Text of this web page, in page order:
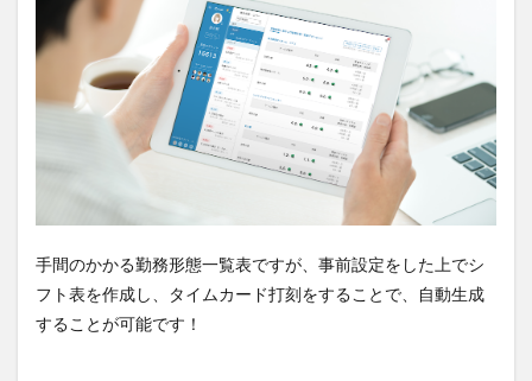
手間のかかる勤務形態一覧表ですが、事前設定をした上でシ
フト表を作成し、タイムカード打刻をすることで、自動生成
することが可能です！